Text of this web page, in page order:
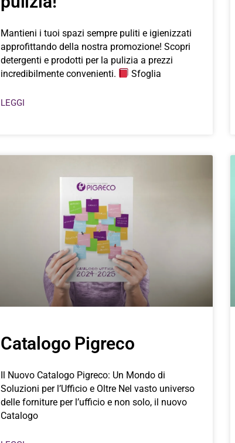
Mantieni i tuoi spazi sempre puliti e igienizzati
approfittando della nostra promozione! Scopri
detergenti e prodotti per la pulizia a prezzi
incredibilmente convenienti.
Sfoglia
LEGGI
Catalogo Pigreco
Il Nuovo Catalogo Pigreco: Un Mondo di
Soluzioni per l’Ufficio e Oltre Nel vasto universo
delle forniture per l’ufficio e non solo, il nuovo
Catalogo